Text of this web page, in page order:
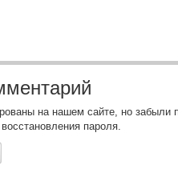
на нашем сайте, но
пароля.